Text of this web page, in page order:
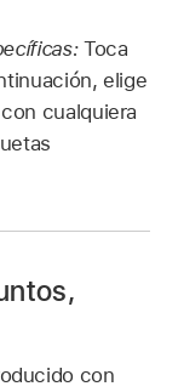
Toca
elige
cualquiera
con